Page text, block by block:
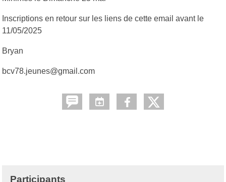
Inscriptions en retour sur les liens de cette email avant le
11/05/2025
Bryan
bcv78.jeunes@gmail.com
Participants